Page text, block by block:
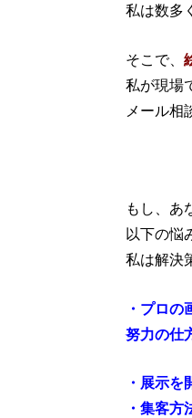
私は数多
そこで、
私が現場
メール相
もし、あ
以下の悩
私は解決
・プロ
努力の仕
・展示
・集客